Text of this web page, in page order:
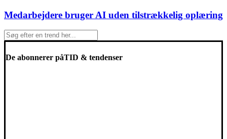
Medarbejdere bruger AI uden tilstrækkelig oplæring
De abonnerer påTID & tendenser